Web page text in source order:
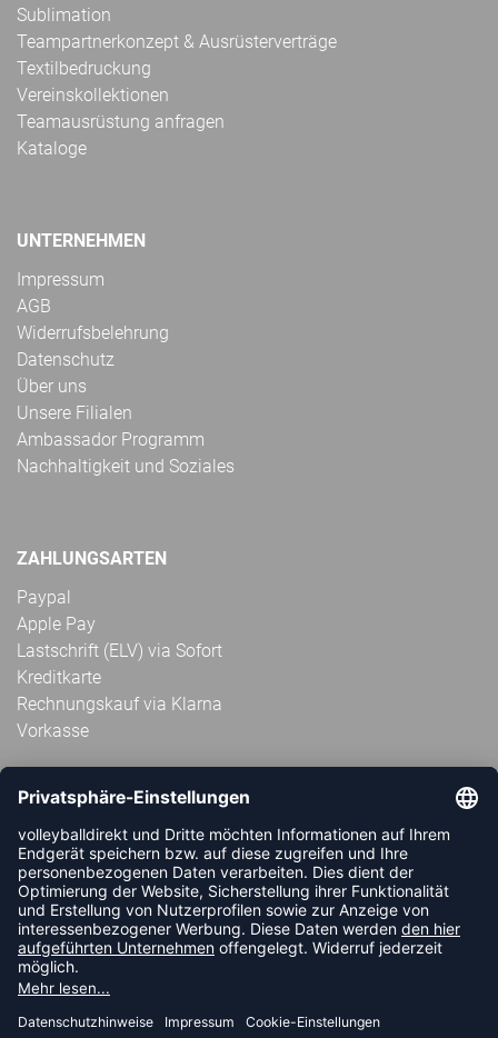
Sublimation
Teampartnerkonzept & Ausrüsterverträge
Textilbedruckung
Vereinskollektionen
Teamausrüstung anfragen
Kataloge
UNTERNEHMEN
Impressum
AGB
Widerrufsbelehrung
Datenschutz
Über uns
Unsere Filialen
Ambassador Programm
Nachhaltigkeit und Soziales
ZAHLUNGSARTEN
Paypal
Apple Pay
Lastschrift (ELV) via Sofort
Kreditkarte
Rechnungskauf via Klarna
Vorkasse
ABONNIERE JETZT DEN KOSTENLOSEN
VOLLEYBALLDIREKT-NEWSLETTER UND VERPASSE KEINE
NEUIGKEIT ODER AKTION MEHR.
JETZT ANMELDEN